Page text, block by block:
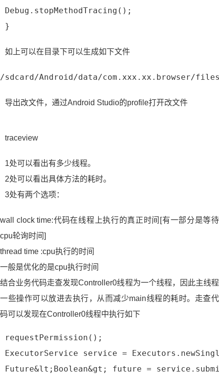
Debug.stopMethodTracing();
}
如上可以在目录下可以生成如下文件
/sdcard/Android/data/com.xxx.xx.browser/
导出改文件，通过Android Studio的profile打开改文件
traceview
1处可以看出有多少线程。
2处可以看出具体方法的耗时。
3处有两个选项：
wall clock time:代码在线程上执行的真正时间[有一部分是等待
cpu轮询时间]
thread time :cpu执行的时间
一般是优化的是cpu执行时间
结合业务代码走查发现Controller0线程为一个线程，因此主线程
一些操作可以放进去执行，从而减少main线程的耗时。走查代
码可以发现在Controller0线程中执行如下
requestPermission();
ExecutorService service =
Future&lt;Boolean&gt; future =